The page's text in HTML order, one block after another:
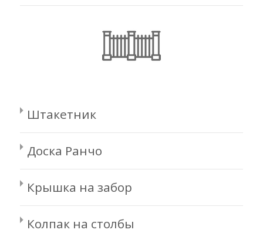
Штакетник
Доска Ранчо
Крышка на забор
Колпак на столбы